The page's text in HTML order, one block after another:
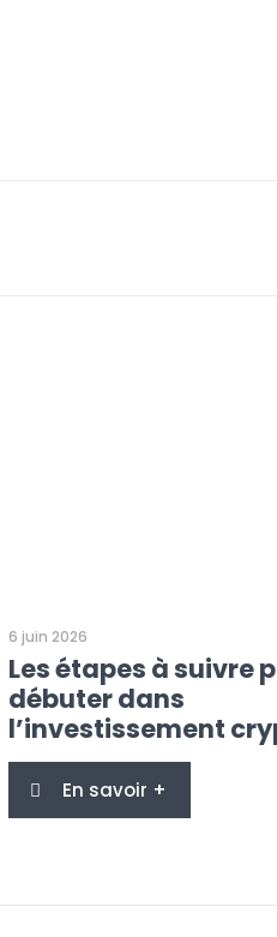
6 juin 2026
Les étapes à suivre
débuter dans
l’investissement
En savoir +